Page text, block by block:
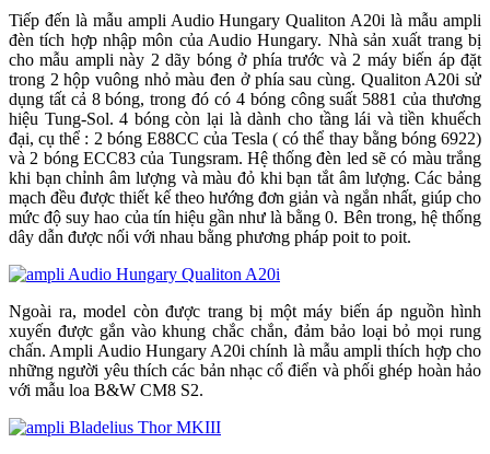
Tiếp đến là mẫu ampli Audio Hungary Qualiton A20i là mẫu ampli
đèn tích hợp nhập môn của Audio Hungary. Nhà sản xuất trang bị
cho mẫu ampli này 2 dãy bóng ở phía trước và 2 máy biến áp đặt
trong 2 hộp vuông nhỏ màu đen ở phía sau cùng. Qualiton A20i sử
dụng tất cả 8 bóng, trong đó có 4 bóng công suất 5881 của thương
hiệu Tung-Sol. 4 bóng còn lại là dành cho tầng lái và tiền khuếch
đại, cụ thể : 2 bóng E88CC của Tesla ( có thể thay bằng bóng 6922)
và 2 bóng ECC83 của Tungsram. Hệ thống đèn led sẽ có màu trắng
khi bạn chỉnh âm lượng và màu đỏ khi bạn tắt âm lượng. Các bảng
mạch đều được thiết kế theo hướng đơn giản và ngắn nhất, giúp cho
mức độ suy hao của tín hiệu gần như là bằng 0. Bên trong, hệ thống
dây dẫn được nối với nhau bằng phương pháp poit to poit.
Ngoài ra, model còn được trang bị một máy biến áp nguồn hình
xuyến được gắn vào khung chắc chắn, đảm bảo loại bỏ mọi rung
chấn. Ampli Audio Hungary A20i chính là mẫu ampli thích hợp cho
những người yêu thích các bản nhạc cổ điển và phối ghép hoàn hảo
với mẫu loa B&W CM8 S2.